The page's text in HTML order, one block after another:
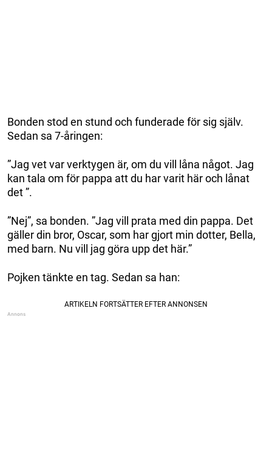
Bonden stod en stund och funderade för sig själv.
Sedan sa 7-åringen:
”Jag vet var verktygen är, om du vill låna något. Jag
kan tala om för pappa att du har varit här och lånat
det ”.
”Nej”, sa bonden. ”Jag vill prata med din pappa. Det
gäller din bror, Oscar, som har gjort min dotter, Bella,
med barn. Nu vill jag göra upp det här.”
Pojken tänkte en tag. Sedan sa han: